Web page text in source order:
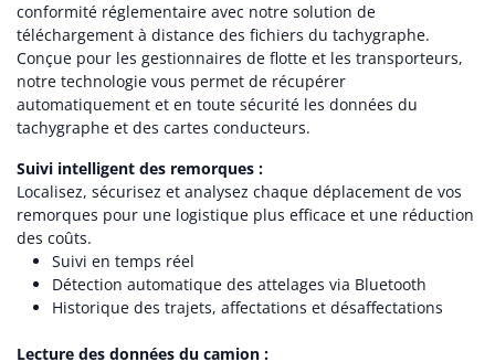
conformité réglementaire avec notre solution de
téléchargement à distance des fichiers du tachygraphe.
Conçue pour les gestionnaires de flotte et les transporteurs,
notre technologie vous permet de récupérer
automatiquement et en toute sécurité les données du
tachygraphe et des cartes conducteurs.
Suivi intelligent des remorques :
Localisez, sécurisez et analysez chaque déplacement de vos
remorques pour une logistique plus efficace et une réduction
des coûts.
Suivi en temps réel
Détection automatique des attelages via Bluetooth
Historique des trajets, affectations et désaffectations
Lecture des données du camion :